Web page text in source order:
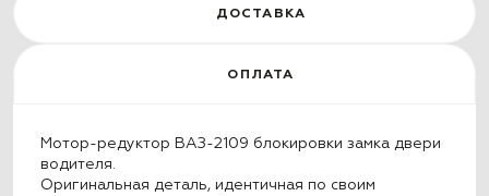
ДОСТАВКА
ОПЛАТА
Мотор-редуктор ВАЗ-2109 блокировки замка двери
водителя.
Оригинальная деталь, идентичная по своим